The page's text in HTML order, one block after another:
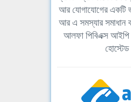
আর যোগাযোগের একটি
আর এ সমস্যার সমাধান
আলফা পিবিএক্স আইপি
হোস্টেড